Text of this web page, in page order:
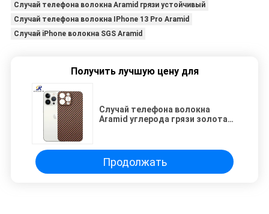
Случай телефона волокна Aramid грязи устойчивый
Случай телефона волокна IPhone 13 Pro Aramid
Случай iPhone волокна SGS Aramid
Получить лучшую цену для
Случай телефона волокна
Aramid углерода грязи золота
Продолжать